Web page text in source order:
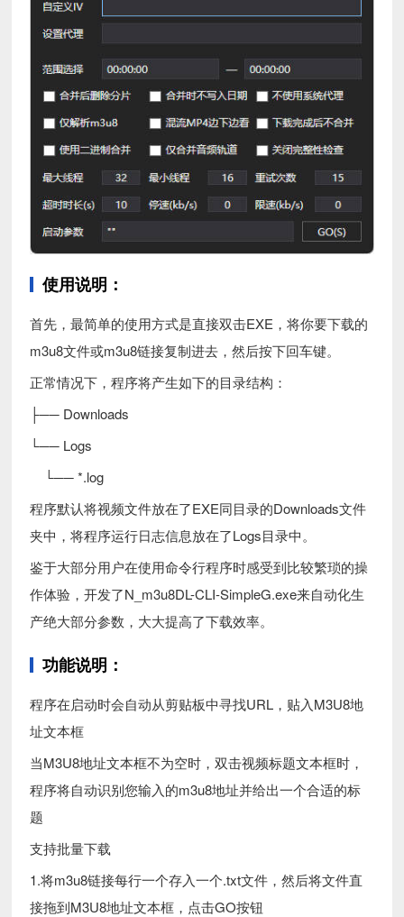
使用说明：
首先，最简单的使用方式是直接双击EXE，将你要下载的
m3u8文件或m3u8链接复制进去，然后按下回车键。
正常情况下，程序将产生如下的目录结构：
├── Downloads
└── Logs
└── *.log
程序默认将视频文件放在了EXE同目录的Downloads文件
夹中，将程序运行日志信息放在了Logs目录中。
鉴于大部分用户在使用命令行程序时感受到比较繁琐的操
作体验，开发了N_m3u8DL-CLI-SimpleG.exe来自动化生
产绝大部分参数，大大提高了下载效率。
功能说明：
程序在启动时会自动从剪贴板中寻找URL，贴入M3U8地
址文本框
当M3U8地址文本框不为空时，双击视频标题文本框时，
程序将自动识别您输入的m3u8地址并给出一个合适的标
题
支持批量下载
1.将m3u8链接每行一个存入一个.txt文件，然后将文件直
接拖到M3U8地址文本框，点击GO按钮